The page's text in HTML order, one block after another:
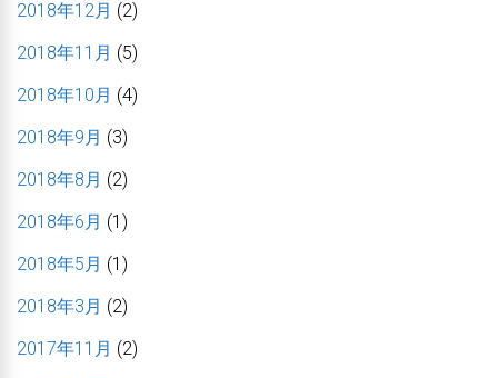
2018年12月 (2)
2018年11月 (5)
2018年10月 (4)
2018年9月 (3)
2018年8月 (2)
2018年6月 (1)
2018年5月 (1)
2018年3月 (2)
2017年11月 (2)